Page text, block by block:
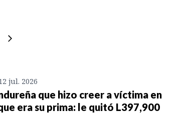
jul. 2026
que hizo creer a víctima en
era su prima: le quitó L397,900